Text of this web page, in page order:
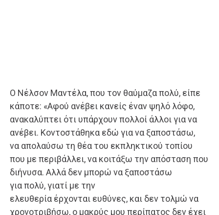
Ο Νέλσον Μαντέλα, που τον θαύμαζα πολύ, είπε
κάποτε: «Αφού ανέβει κανείς έναν ψηλό λόφο,
ανακαλύπτει ότι υπάρχουν πολλοί άλλοι για να
ανέβει. Κοντοστάθηκα εδώ για να ξαποστάσω,
να απολαύσω τη θέα του εκπληκτικού τοπίου
που με περιβάλλει, να κοιτάξω την απόσταση που
διήνυσα. Αλλά δεν μπορώ να ξαποστάσω
για πολύ, γιατί με την
ελευθερία έρχονται ευθύνες, και δεν τολμώ να
χρονοτριβήσω, ο μακρύς μου περίπατος δεν έχει